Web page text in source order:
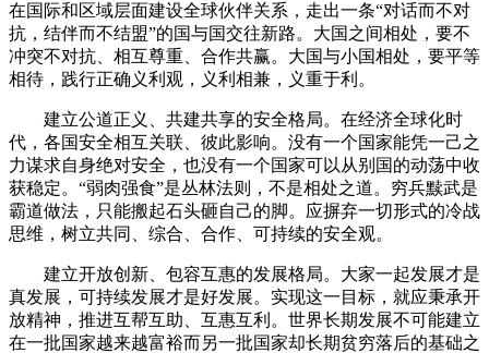
在国际和区域层面建设全球伙伴关系，走出一条“对话而不对
抗，结伴而不结盟”的国与国交往新路。大国之间相处，要不
冲突不对抗、相互尊重、合作共赢。大国与小国相处，要平等
相待，践行正确义利观，义利相兼，义重于利。
建立公道正义、共建共享的安全格局。在经济全球化时
代，各国安全相互关联、彼此影响。没有一个国家能凭一己之
力谋求自身绝对安全，也没有一个国家可以从别国的动荡中收
获稳定。“弱肉强食”是丛林法则，不是相处之道。穷兵黩武是
霸道做法，只能搬起石头砸自己的脚。应摒弃一切形式的冷战
思维，树立共同、综合、合作、可持续的安全观。
建立开放创新、包容互惠的发展格局。大家一起发展才是
真发展，可持续发展才是好发展。实现这一目标，就应秉承开
放精神，推进互帮互助、互惠互利。世界长期发展不可能建立
在一批国家越来越富裕而另一批国家却长期贫穷落后的基础之